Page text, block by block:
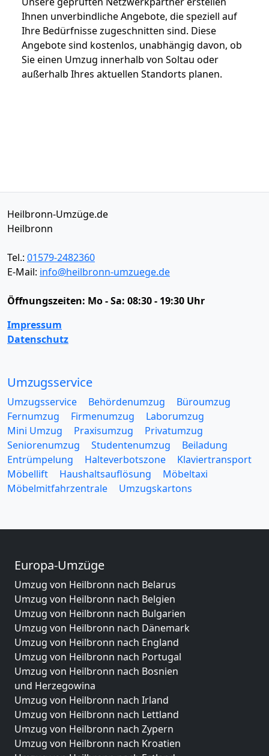
Ihnen unverbindliche Angebote, die speziell auf
Ihre Bedürfnisse zugeschnitten sind. Diese
Angebote sind kostenlos, unabhängig davon, ob
Sie einen Umzug innerhalb von Soltau oder
außerhalb Ihres aktuellen Standorts planen.
Heilbronn-Umzüge.de
Heilbronn
Tel.: 01579-2482360
E-Mail: info@heilbronn-umzuege.de
Öffnungszeiten: Mo - Sa: 08:30 - 19:30 Uhr
Impressum
Datenschutz
Umzugsservice
Umzugsservice Behördenumzug
Büroumzug
Fernumzug
Firmenumzug
Laborumzug
Mini Umzug
Praxisumzug
Privatumzug
Seniorenumzug
Studentenumzug
Beiladung
Entrümpelung
Halteverbotszone
Klaviertransport
Möbellift
Haushaltsauflösung
Möbeltaxi
Möbelmitfahrzentrale
Umzugskartons
Europa-Umzüge
Umzug von Heilbronn nach Belarus
Umzug von Heilbronn nach Belgien
Umzug von Heilbronn nach Bulgarien
Umzug von Heilbronn nach Dänemark
Umzug von Heilbronn nach England
Umzug von Heilbronn nach Portugal
Umzug von Heilbronn nach Bosnien
und Herzegowina
Umzug von Heilbronn nach Irland
Umzug von Heilbronn nach Lettland
Umzug von Heilbronn nach Zypern
Umzug von Heilbronn nach Kroatien